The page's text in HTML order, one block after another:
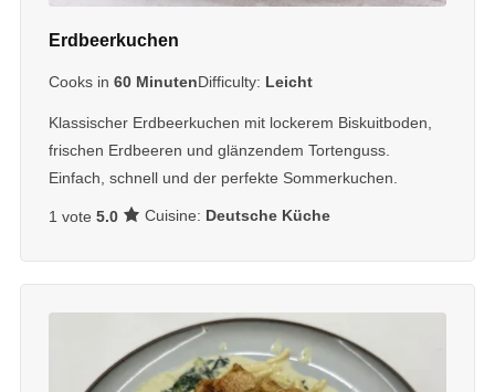
Erdbeerkuchen
Cooks in 60 MinutenDifficulty: Leicht
Klassischer Erdbeerkuchen mit lockerem Biskuitboden,
frischen Erdbeeren und glänzendem Tortenguss.
Einfach, schnell und der perfekte Sommerkuchen.
1 vote 5.0 Cuisine: Deutsche Küche